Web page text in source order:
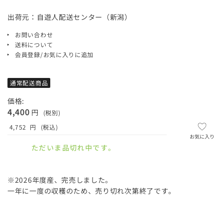
出荷元：自遊人配送センター（新潟）
お問い合わせ
送料について
会員登録/お気に入りに追加
通常配送商品
価格:
4,400 円
(税別)
4,752 円 (税込)
ただいま品切れ中です。
お気に入り
※2026年度産、完売しました。
一年に一度の収穫のため、売り切れ次第終了です。